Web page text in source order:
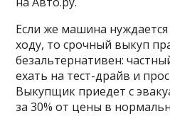
Если же машина
ходу, то срочный выкуп
безальтернативен:
ехать на тест-драйв и
Выкупщик приедет с
за 30% от цены в